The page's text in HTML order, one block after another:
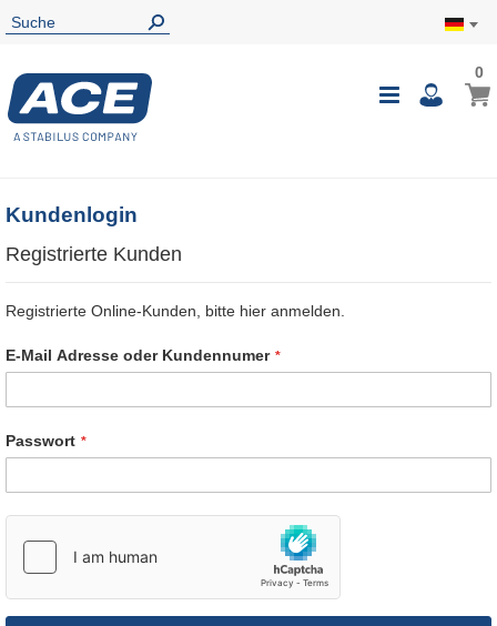
00
Kundenlogin
Registrierte Kunden
Registrierte Online-Kunden, bitte hier anmelden.
E-Mail Adresse oder Kundennumer
Passwort